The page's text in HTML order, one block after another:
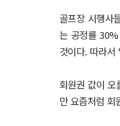
골프장 시행사
는 공정률
것이다. 따라서
회원권 값이
만 요즘처럼 회